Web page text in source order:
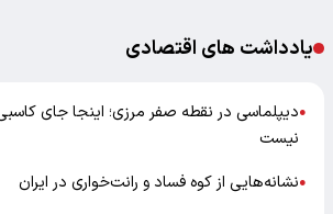
یادداشت های اقتصادی
●دیپلماسی در نقطه صفر مرزی؛ اینجا جای کاسبی
نیست
●نشانه‌هایی از کوه فساد و رانت‌خواری در ایران